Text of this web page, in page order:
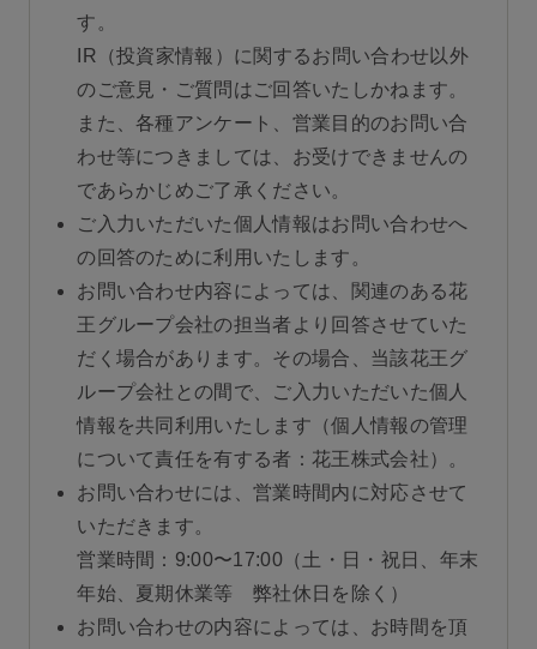
す。
IR（投資家情報）に関するお問い合わせ以外
のご意見・ご質問はご回答いたしかねます。
また、各種アンケート、営業目的のお問い合
わせ等につきましては、お受けできませんの
であらかじめご了承ください。
ご入力いただいた個人情報はお問い合わせへ
の回答のために利用いたします。
お問い合わせ内容によっては、関連のある花
王グループ会社の担当者より回答させていた
だく場合があります。その場合、当該花王グ
ループ会社との間で、ご入力いただいた個人
情報を共同利用いたします（個人情報の管理
について責任を有する者：花王株式会社）。
お問い合わせには、営業時間内に対応させて
いただきます。
営業時間：9:00〜17:00（土・日・祝日、年末
年始、夏期休業等 弊社休日を除く）
お問い合わせの内容によっては、お時間を頂